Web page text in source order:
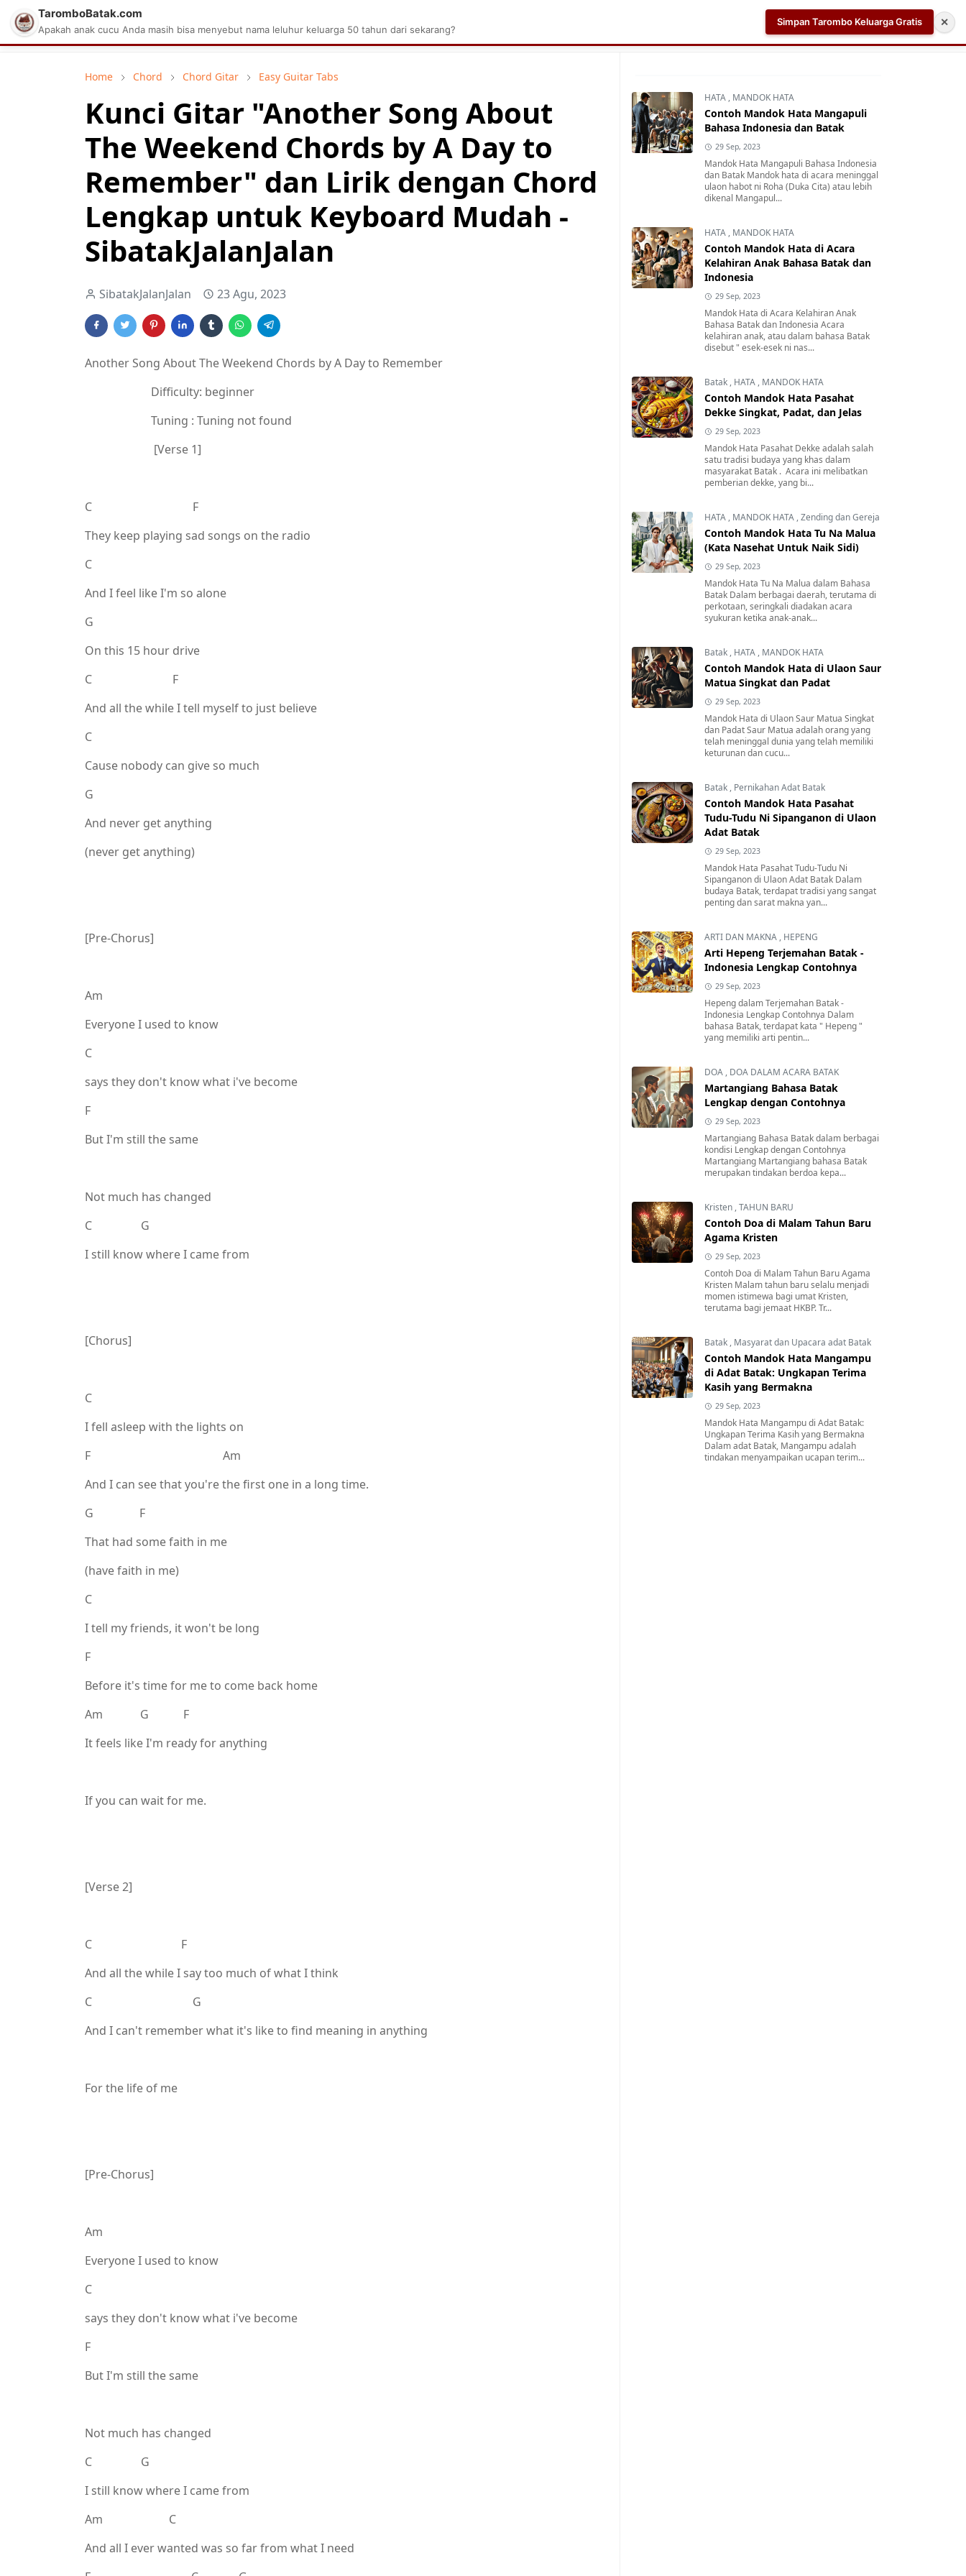
Matius Celcius Sinaga Aplikasi Pabrik Kelapa Sawit Tarombo Batak Aplikasi AI Teleprompter dan Pembuat Skrip Video
Home Chord Chord Gitar Easy Guitar Tabs
Kunci Gitar "Another Song About
The Weekend Chords by A Day to
Remember" dan Lirik dengan Chord
Lengkap untuk Keyboard Mudah -
SibatakJalanJalan
SibatakJalanJalan 23 Agu, 2023
Another Song About The Weekend Chords by A Day to Remember
Difficulty: beginner
Tuning : Tuning not found
[Verse 1]
C F
They keep playing sad songs on the radio
C
And I feel like I'm so alone
G
On this 15 hour drive
C F
And all the while I tell myself to just believe
C
Cause nobody can give so much
G
And never get anything
(never get anything)
[Pre-Chorus]
Am
Everyone I used to know
C
says they don't know what i've become
F
But I'm still the same
Not much has changed
C G
I still know where I came from
[Chorus]
C
I fell asleep with the lights on
F Am
And I can see that you're the first one in a long time.
G F
That had some faith in me
(have faith in me)
C
I tell my friends, it won't be long
F
Before it's time for me to come back home
Am G F
It feels like I'm ready for anything
If you can wait for me.
[Verse 2]
C F
And all the while I say too much of what I think
C G
And I can't remember what it's like to find meaning in anything
For the life of me
[Pre-Chorus]
Am
Everyone I used to know
C
says they don't know what i've become
F
But I'm still the same
Not much has changed
C G
I still know where I came from
Am C
And all I ever wanted was so far from what I need
HATA , MANDOK HATA
Contoh Mandok Hata Mangapuli
Bahasa Indonesia dan Batak
29 Sep, 2023
Mandok Hata Mangapuli Bahasa Indonesia
dan Batak Mandok hata di acara meninggal
ulaon habot ni Roha (Duka Cita) atau lebih
dikenal Mangapul...
HATA , MANDOK HATA
Contoh Mandok Hata di Acara
Kelahiran Anak Bahasa Batak dan
Indonesia
29 Sep, 2023
Mandok Hata di Acara Kelahiran Anak
Bahasa Batak dan Indonesia Acara
kelahiran anak, atau dalam bahasa Batak
disebut " esek-esek ni nas...
Batak , HATA , MANDOK HATA
Contoh Mandok Hata Pasahat
Dekke Singkat, Padat, dan Jelas
29 Sep, 2023
Mandok Hata Pasahat Dekke adalah salah
satu tradisi budaya yang khas dalam
masyarakat Batak . Acara ini melibatkan
pemberian dekke, yang bi...
HATA , MANDOK HATA ,Zending dan Gereja
Contoh Mandok Hata Tu Na Malua
(Kata Nasehat Untuk Naik Sidi)
29 Sep, 2023
Mandok Hata Tu Na Malua dalam Bahasa
Batak Dalam berbagai daerah, terutama di
perkotaan, seringkali diadakan acara
syukuran ketika anak-anak...
Batak , HATA , MANDOK HATA
Contoh Mandok Hata di Ulaon Saur
Matua Singkat dan Padat
29 Sep, 2023
Mandok Hata di Ulaon Saur Matua Singkat
dan Padat Saur Matua adalah orang yang
telah meninggal dunia yang telah memiliki
keturunan dan cucu...
Batak , Pernikahan Adat Batak
Contoh Mandok Hata Pasahat
Tudu-Tudu Ni Sipanganon di Ulaon
Adat Batak
29 Sep, 2023
Mandok Hata Pasahat Tudu-Tudu Ni
Sipanganon di Ulaon Adat Batak Dalam
budaya Batak, terdapat tradisi yang sangat
penting dan sarat makna yan...
ARTI DAN MAKNA , HEPENG
Arti Hepeng Terjemahan Batak -
Indonesia Lengkap Contohnya
29 Sep, 2023
Hepeng dalam Terjemahan Batak -
Indonesia Lengkap Contohnya Dalam
bahasa Batak, terdapat kata " Hepeng "
yang memiliki arti pentin...
DOA , DOA DALAM ACARA BATAK
Martangiang Bahasa Batak
Lengkap dengan Contohnya
29 Sep, 2023
Martangiang Bahasa Batak dalam berbagai
kondisi Lengkap dengan Contohnya
Martangiang Martangiang bahasa Batak
merupakan tindakan berdoa kepa...
Kristen ,TAHUN BARU
Contoh Doa di Malam Tahun Baru
Agama Kristen
29 Sep, 2023
Contoh Doa di Malam Tahun Baru Agama
Kristen Malam tahun baru selalu menjadi
momen istimewa bagi umat Kristen,
terutama bagi jemaat HKBP. Tr...
Batak , Masyarat dan Upacara adat Batak
Contoh Mandok Hata Mangampu
di Adat Batak: Ungkapan Terima
Kasih yang Bermakna
29 Sep, 2023
Mandok Hata Mangampu di Adat Batak:
Ungkapan Terima Kasih yang Bermakna
Dalam adat Batak, Mangampu adalah
tindakan menyampaikan ucapan terim...
TaromboBatak.com
Apakah anak cucu Anda masih bisa menyebut nama leluhur keluarga 50 tahun dari sekarang?
Simpan Tarombo Keluarga Gratis ✕